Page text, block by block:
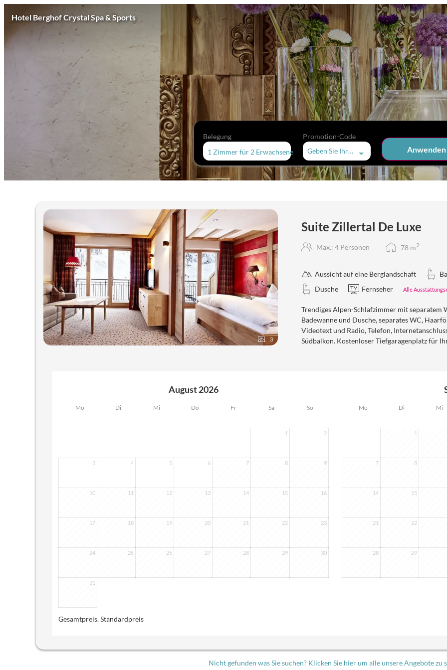
Hotel Berghof Crystal Spa & Sports
Belegung
1 Zimmerfür 2 Erwachsene
Promotion-Code
Geben Sie Ihren Code ein Anwenden
Unsere Angebote im Zimmer "Suite Zillertal De Luxe"
3
Suite Zillertal De Luxe
Max.: 4 Personen 78 m2
Aussicht auf eine Berglandschaft
Dusche
Fernseher Alle
Trendiges Alpen-Schlafzimmer mit
Badewanne und Dusche, separates WC,
Videotext und Radio, Telefon,
Südbalkon. Kostenloser Tiefgaragenplatz für
Mo Di Mi Do Fr Sa So Mo Di Mi
August 2026
1 2
3 4 5 6 7 8 9
10 11 12 13 14 15 16
17 18 19 20 21 22 23
24 25 26 27 28 29 30
31
1
7 8
14 15
21 22
28 29
Gesamtpreis. Standardpreis
Nicht gefunden was Sie suchen? Klicken Sie hier um alle unsere Angebote zu